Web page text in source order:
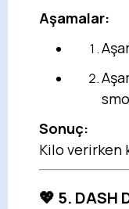
Aşamalar:
Sonuç:
Kilo verirken
💖 5. DASH